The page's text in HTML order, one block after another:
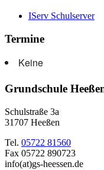
IServ Schulserver
Termine
Keine
Grundschule
Schulstraße 3a
31707 Heeßen
Tel. 05722 81560
Fax 05722 890723
info(at)gs-heessen.de